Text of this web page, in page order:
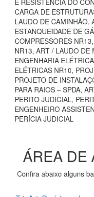
E RESISTÊNCIA DO
CARGA DE
LAUDO DE CAMINHÃO,
ESTANQUEIDADE DE
COMPRESSORES
NR13, ART / LAUDO DE
ENGENHARIA
ELÉTRICAS NR10,
PROJETO DE
PARA RAIOS – SPDA,
PERITO JUDICIAL,
ENGENHEIRO
PERÍCIA JUDICIAL
ÁREA DE
Confira abaixo alguns